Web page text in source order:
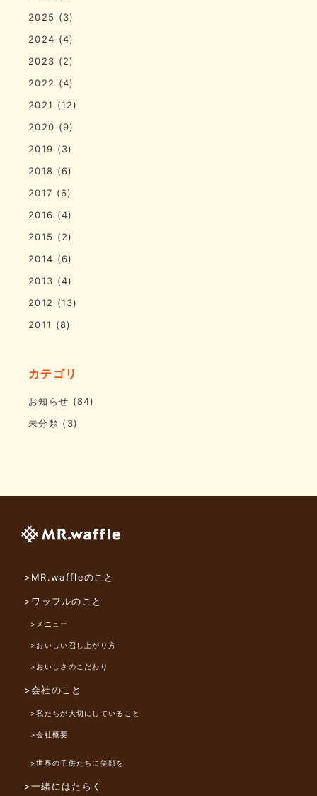
2025 (3)
2024 (4)
2023 (2)
2022 (4)
2021 (12)
2020 (9)
2019 (3)
2018 (6)
2017 (6)
2016 (4)
2015 (2)
2014 (6)
2013 (4)
2012 (13)
2011 (8)
カテゴリ
お知らせ (84)
未分類 (3)
>MR.waffleのこと
>ワッフルのこと
>メニュー
>おいしい召し上がり方
>おいしさのこだわり
>会社のこと
>私たちが大切にしていること
>会社概要
>世界の子供たちに笑顔を
>一緒にはたらく